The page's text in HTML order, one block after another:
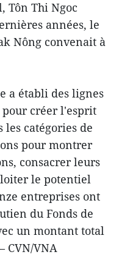
Tôn Thi Ngoc
années, le
Nông convenait à
a établi des lignes
créer l'esprit
catégories de
pour montrer
consacrer leurs
le potentiel
entreprises ont
du Fonds de
un montant total
CVN/VNA